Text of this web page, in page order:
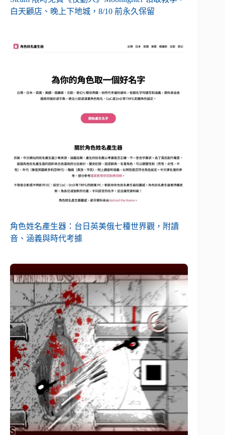
白天顧店、晚上下地城，8/10 前永久保留
角色姓名產生器：台日英美俄七種世界觀，附讀
音、涵義與時代考據